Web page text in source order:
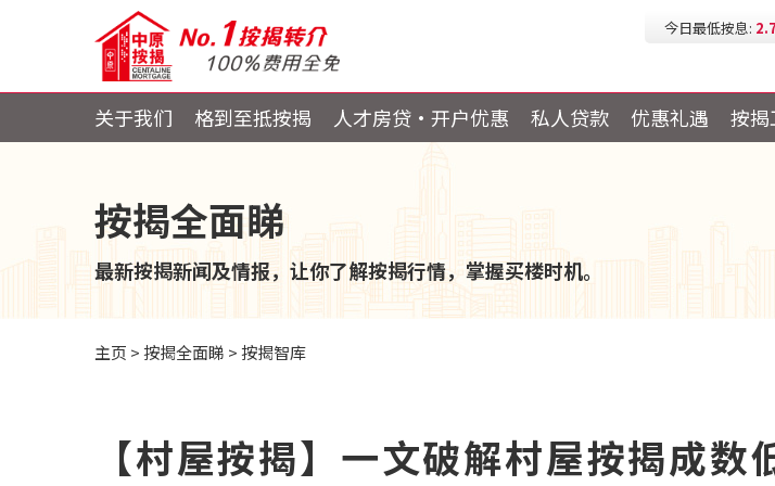
今日最低按息:
关于我们 格到至抵按揭 人才房贷・开户优惠 私人贷款 优惠礼遇 按揭
按揭全面睇
最新按揭新闻及情报，让你了解按揭行情，掌握买楼时机。
主页 >按揭全面睇 >按揭智库
【村屋按揭】一文破解村屋按揭成数